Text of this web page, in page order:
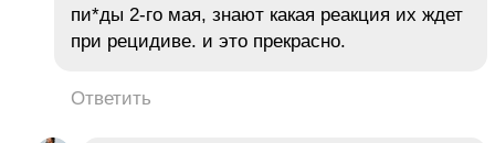
пи*ды 2-го мая, знают какая реакция их ждет
при рецидиве. и это прекрасно.
Ответить